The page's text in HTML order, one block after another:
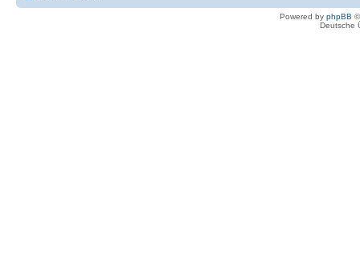
Powered by phpBB
Deutsche